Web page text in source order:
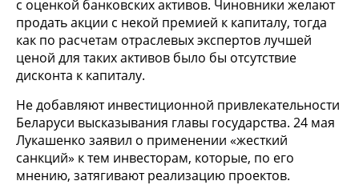
с оценкой банковских активов. Чиновники желают
продать акции с некой премией к капиталу, тогда
как по расчетам отраслевых экспертов лучшей
ценой для таких активов было бы отсутствие
дисконта к капиталу.
Не добавляют инвестиционной привлекательности
Беларуси высказывания главы государства. 24 мая
Лукашенко заявил о применении «жесткий
санкций» к тем инвесторам, которые, по его
мнению, затягивают реализацию проектов.